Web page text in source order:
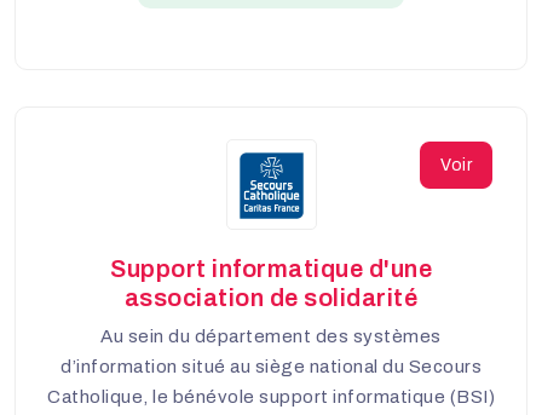
Voir
Support informatique d'une
association de solidarité
Au sein du département des systèmes
d’information situé au siège national du Secours
Catholique, le bénévole support informatique (BSI)